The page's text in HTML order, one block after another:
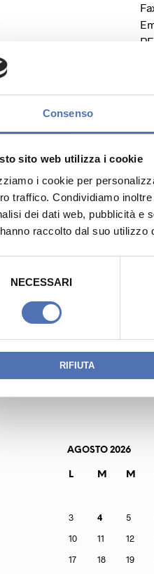
Consenso
sito web utilizza i cookie
i cookie per
traffico. Condividiamo
dei dati web, pubblicità e
raccolto dal suo utilizzo
NECESSARI
RIFIUTA
PREVIOUS READING
DELEO STEFANO
AGOSTO 2026
L M M
3
4 5
10
11 12
17
18 19